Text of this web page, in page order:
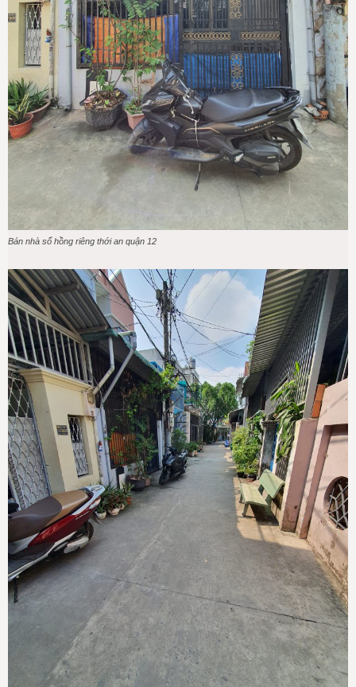
Bán nhà sổ hồng riêng thới an quận 12